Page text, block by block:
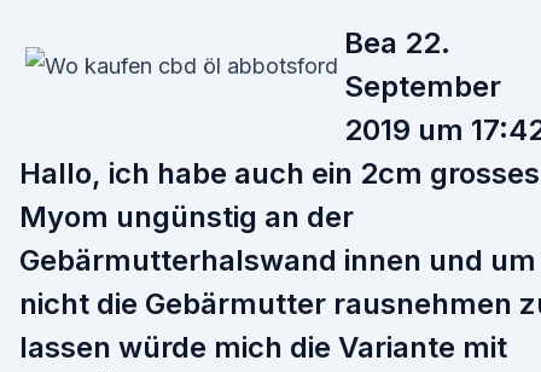
Bea 22.
September
2019 um
Hallo, ich habe auch ein 2cm grosses
Myom ungünstig an der
Gebärmutterhalswand innen und um
nicht die Gebärmutter rausnehmen
lassen würde mich die Variante mit